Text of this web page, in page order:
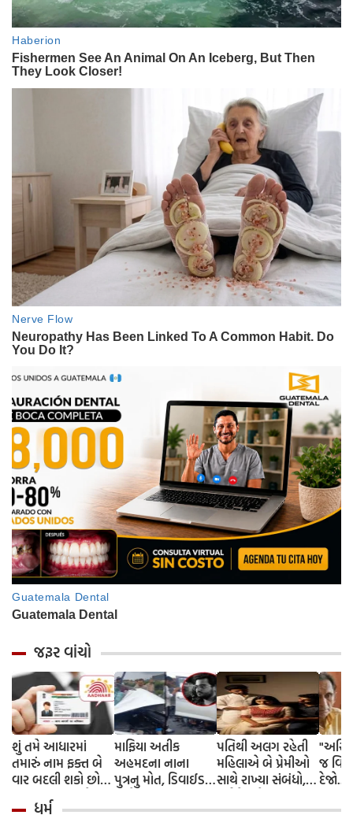
જરૂર વાંચો
શું તમે આધારમાં
તમારું નામ ફક્ત બે
વાર બદલી શકો છો?
ત્રીજી વખત તમારે શું
માફિયા અતીક
અહમદના નાના
પુત્રનુ મોત, ડિવાઈડર
પતિથી અલગ રહેતી
મહિલાએ બે પ્રેમીઓ
સાથે રાખ્યા સંબંધો,
જ
ધર્મ